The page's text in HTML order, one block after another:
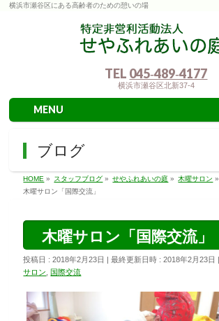
横浜市瀬谷区にある高齢者のための憩いの場
TEL 045‐489‐4177
横浜市瀬谷区北新37-4
MENU
ブログ
HOME » スタッフブログ » せやふれあいの庭 » 木曜サロン »
木曜サロン「国際交流」
木曜サロン「国際交流」
投稿日 : 2018年2月23日 最終更新日時 : 2018年2月23日
サロン
国際交流